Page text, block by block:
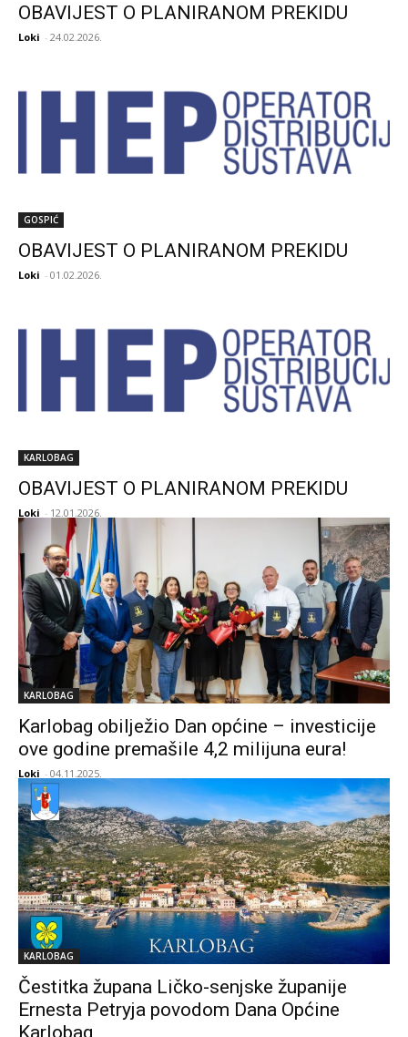
OBAVIJEST O PLANIRANOM PREKIDU
Loki - 24.02.2026.
GOSPIĆ
OBAVIJEST O PLANIRANOM PREKIDU
Loki - 01.02.2026.
KARLOBAG
OBAVIJEST O PLANIRANOM PREKIDU
Loki - 12.01.2026.
KARLOBAG
Karlobag obilježio Dan općine – investicije
ove godine premašile 4,2 milijuna eura!
Loki - 04.11.2025.
KARLOBAG
Čestitka župana Ličko-senjske županije
Ernesta Petryja povodom Dana Općine
Karlobag